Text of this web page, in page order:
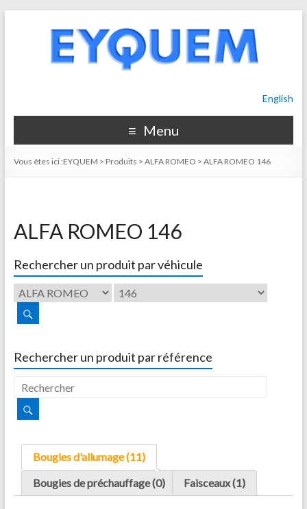
English
Menu
Vous êtes ici :EYQUEM > Produits > ALFA ROMEO > ALFA ROMEO 146
ALFA ROMEO 146
Rechercher un produit par véhicule
Rechercher un produit par référence
Bougies d'allumage (11)
Bougies de préchauffage (0)
Faisceaux (1)